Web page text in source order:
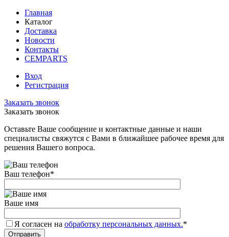
Главная
Каталог
Доставка
Новости
Контакты
CEMPARTS
Вход
Регистрация
Заказать звонок
Заказать звонок
Оставьте Ваше сообщение и контактные данные и наши
специалисты свяжутся с Вами в ближайшее рабочее время для
решения Вашего вопроса.
Ваш телефон*
Ваше имя
Я согласен на обработку персональных данных.*